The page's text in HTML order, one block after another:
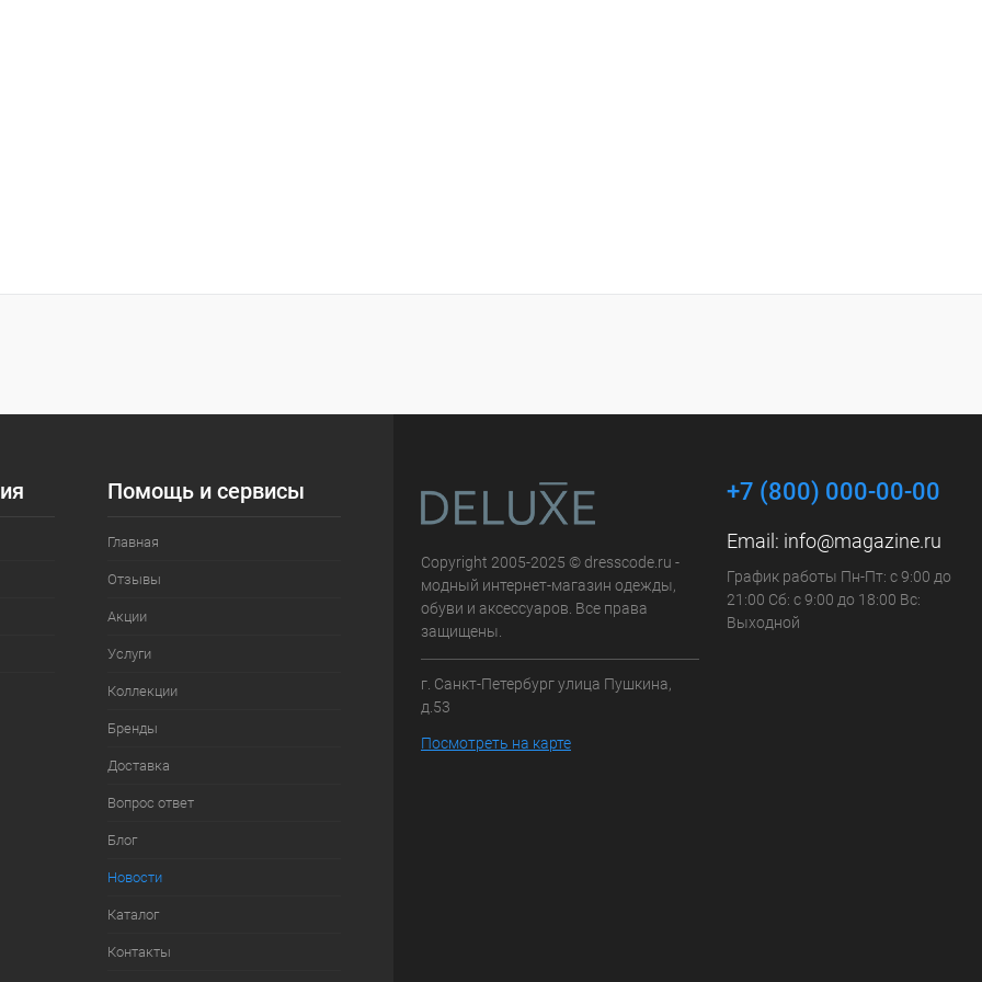
Помощь и сервисы
Главная
Отзывы
Акции
Услуги
Коллекции
Бренды
Доставка
Вопрос ответ
Блог
Новости
Каталог
Контакты
Copyright 2005-2025 © dresscode.ru -
модный интернет-магазин одежды,
обуви и аксессуаров. Все права
защищены.
г. Санкт-Петербург улица Пушкина,
д.53
Посмотреть на карте
+7 (800) 000-00-00
Email: info@magazine.ru
График работы Пн-Пт: с 9:00 до
21:00 Сб: с 9:00 до 18:00 Вс:
Выходной